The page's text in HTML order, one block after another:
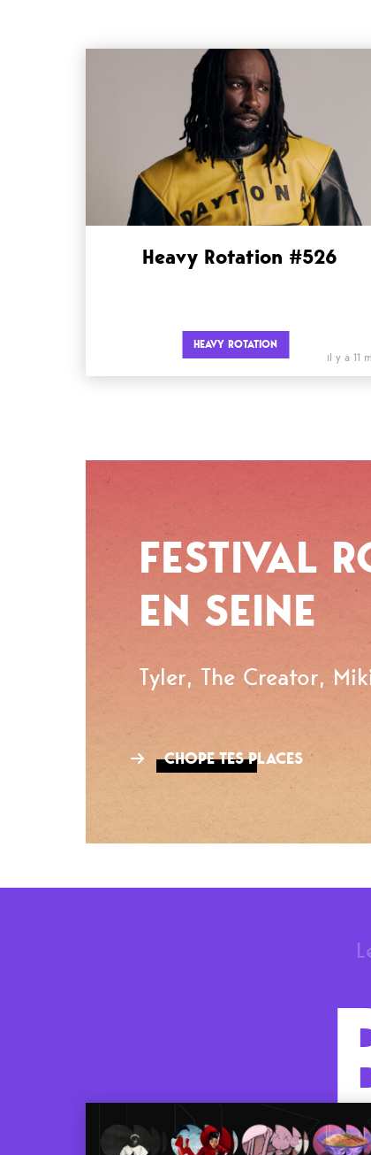
Heavy Rotation #526
HEAVY ROTATION
il y a 11
FESTIVAL
EN SEINE
Tyler, The Creator,
CHOPE TES PLACES